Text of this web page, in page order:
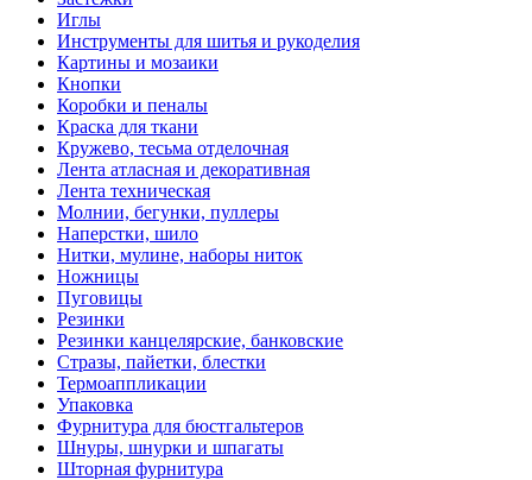
Иглы
Инструменты для шитья и рукоделия
Картины и мозаики
Кнопки
Коробки и пеналы
Краска для ткани
Кружево, тесьма отделочная
Лента атласная и декоративная
Лента техническая
Молнии, бегунки, пуллеры
Наперстки, шило
Нитки, мулине, наборы ниток
Ножницы
Пуговицы
Резинки
Резинки канцелярские, банковские
Стразы, пайетки, блестки
Термоаппликации
Упаковка
Фурнитура для бюстгальтеров
Шнуры, шнурки и шпагаты
Шторная фурнитура